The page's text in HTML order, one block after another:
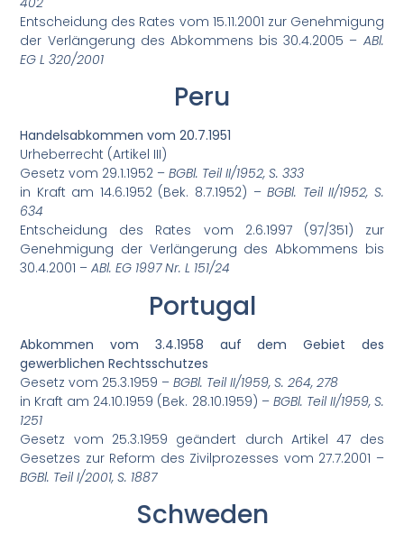
Entscheidung des Rates vom 15.11.2001 zur Genehmigung
der Verlängerung des Abkommens bis 30.4.2005 – ABl.
EG L 320/2001
Peru
Handelsabkommen vom 20.7.1951
Urheberrecht (Artikel III)
Gesetz vom 29.1.1952 –BGBl. Teil II/1952, S. 333
in Kraft am 14.6.1952 (Bek. 8.7.1952) –BGBl. Teil II/1952, S.
634
Entscheidung des Rates vom 2.6.1997 (97/351) zur
Genehmigung der Verlängerung des Abkommens bis
30.4.2001 –ABl. EG 1997 Nr. L 151/24
Portugal
Abkommen vom 3.4.1958 auf dem Gebiet des
gewerblichen Rechtsschutzes
Gesetz vom 25.3.1959 –BGBl. Teil II/1959, S. 264, 278
in Kraft am 24.10.1959 (Bek. 28.10.1959) – BGBl. Teil II/1959, S.
1251
Gesetz vom 25.3.1959 geändert durch Artikel 47 des
Gesetzes zur Reform des Zivilprozesses vom 27.7.2001 –
BGBl. Teil I/2001, S. 1887
Schweden